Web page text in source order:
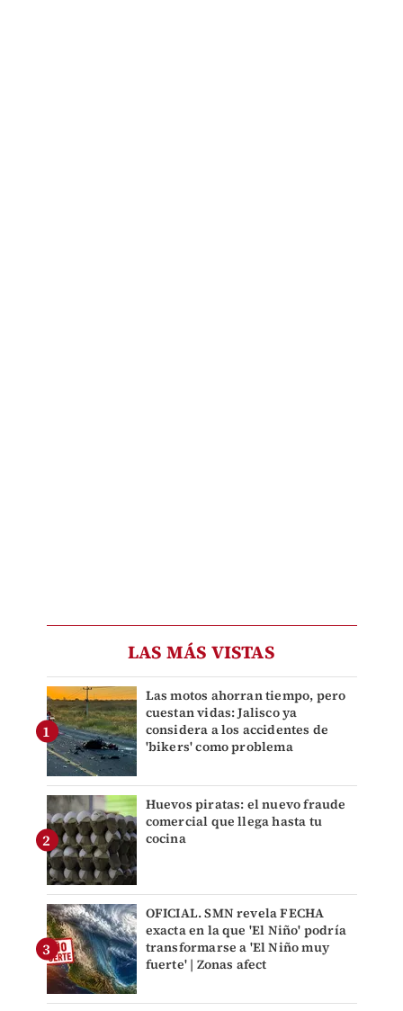
LAS MÁS VISTAS
Las motos ahorran tiempo, pero
cuestan vidas: Jalisco ya
considera a los accidentes de
'bikers' como problema
Huevos piratas: el nuevo fraude
comercial que llega hasta tu
cocina
OFICIAL. SMN revela FECHA
exacta en la que 'El Niño' podría
transformarse a 'El Niño muy
fuerte' | Zonas afect